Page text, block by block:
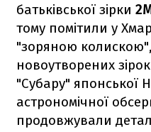
батьківської зірки
тому помітили у
"зоряною
новоутворених
"Субару" японської
астрономічної
продовжували